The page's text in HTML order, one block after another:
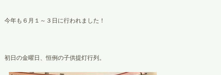
今年も６月１～３日に行われました！
初日の金曜日、恒例の子供提灯行列。